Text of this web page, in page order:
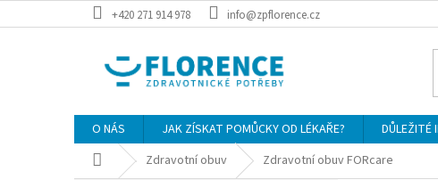
na
+420 271 914 978 info@zpflorence.cz
O NÁS JAK ZÍSKAT POMŮCKY OD LÉKAŘE? DŮLEŽITÉ
Domů Zdravotní obuv Zdravotní obuv FORcare